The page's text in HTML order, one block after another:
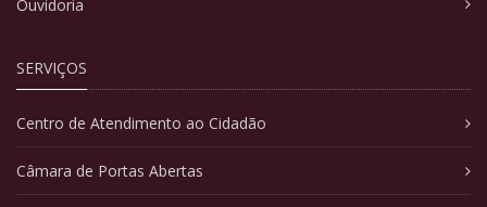
Ouvidoria
SERVIÇOS
Centro de Atendimento ao Cidadão
Câmara de Portas Abertas